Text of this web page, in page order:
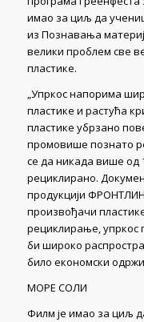
имао за циљ да
из Познавања
велики проблем све
пластике.
„Упркос напорима
пластике и растућа
пластике убрзано
промовише познато
се да никада више од
рециклирано.
продукцији
произвођачи
рециклирање,
би широко
било економски
МОРЕ СОЛИ
Филм је имао за циљ